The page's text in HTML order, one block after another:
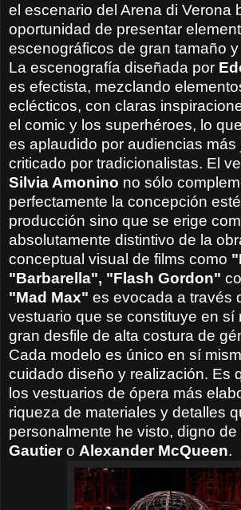
el escenario del Arena di Verona
oportunidad de presentar
escenográficos de gran tamaño
La escenografía diseñada por
es efectista, mezclando
eclécticos, con claras
el comic y los superhéroes, lo
es aplaudido por audiencias más
criticado por tradicionalistas. El
Silvia Amonino no sólo
perfectamente la concepción
producción sino que se erige
absolutamente distintivo de la
conceptual visual de films como
"Barbarella", "Flash Gordon"
"Mad Max" es evocada a través
vestuario que se constituye en sí
gran desfile de alta costura de
Cada modelo es único en sí
cuidado diseño y realización. Es
los vestuarios de ópera más
riqueza de materiales y detalles
personalmente he visto, digno de
Gautiero Alexander McQueen.